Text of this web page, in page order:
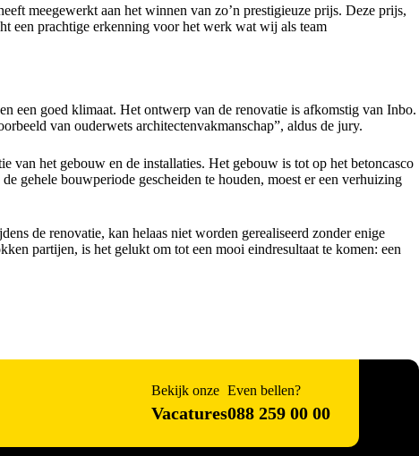
meegewerkt aan het winnen van zo’n prestigieuze prijs. Deze prijs,
een prachtige erkenning voor het werk wat wij als team
een goed klimaat. Het ontwerp van de renovatie is afkomstig van Inbo.
van ouderwets architectenvakmanschap”, aldus de jury.
het gebouw en de installaties. Het gebouw is tot op het betoncasco
gehele bouwperiode gescheiden te houden, moest er een verhuizing
de renovatie, kan helaas niet worden gerealiseerd zonder enige
partijen, is het gelukt om tot een mooi eindresultaat te komen: een
Bekijk onze
Vacatures
Even bellen?
088 259 00 00